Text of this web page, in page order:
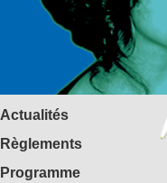
Actualités
Règlements
Programme